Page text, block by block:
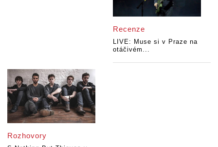
Recenze
LIVE: Muse si v Praze na
otáčivém...
Rozhovory